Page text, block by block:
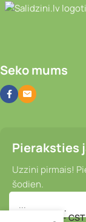
Seko mums
Pieraksties
Uzzini pirmais!
šodien.
riepa – CST